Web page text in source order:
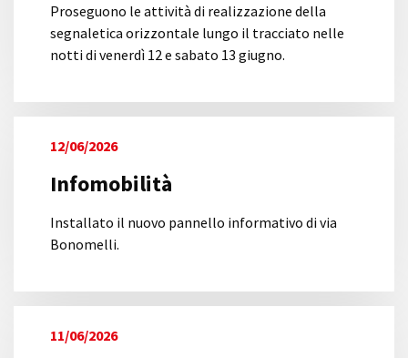
Proseguono le attività di realizzazione della
segnaletica orizzontale lungo il tracciato nelle
notti di venerdì 12 e sabato 13 giugno.
12/06/2026
Infomobilità
Installato il nuovo pannello informativo di via
Bonomelli.
11/06/2026